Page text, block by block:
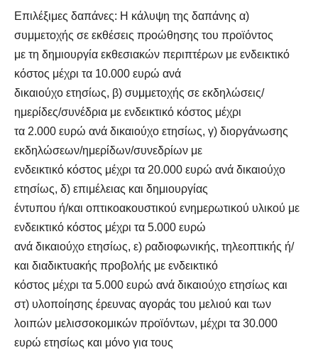
Επιλέξιμες δαπάνες: Η κάλυψη της δαπάνης α)
συμμετοχής σε εκθέσεις προώθησης του προϊόντος
με τη δημιουργία εκθεσιακών περιπτέρων με ενδεικτικό
κόστος μέχρι τα 10.000 ευρώ ανά
δικαιούχο ετησίως, β) συμμετοχής σε εκδηλώσεις/
ημερίδες/συνέδρια με ενδεικτικό κόστος μέχρι
τα 2.000 ευρώ ανά δικαιούχο ετησίως, γ) διοργάνωσης
εκδηλώσεων/ημερίδων/συνεδρίων με
ενδεικτικό κόστος μέχρι τα 20.000 ευρώ ανά δικαιούχο
ετησίως, δ) επιμέλειας και δημιουργίας
έντυπου ή/και οπτικοακουστικού ενημερωτικού υλικού με
ενδεικτικό κόστος μέχρι τα 5.000 ευρώ
ανά δικαιούχο ετησίως, ε) ραδιοφωνικής, τηλεοπτικής ή/
και διαδικτυακής προβολής με ενδεικτικό
κόστος μέχρι τα 5.000 ευρώ ανά δικαιούχο ετησίως και
στ) υλοποίησης έρευνας αγοράς του μελιού και των
λοιπών μελισσοκομικών προϊόντων, μέχρι τα 30.000
ευρώ ετησίως και μόνο για τους